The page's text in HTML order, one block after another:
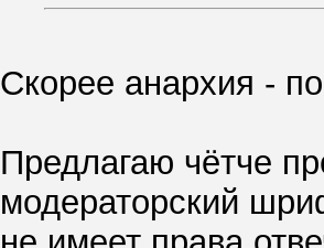
Скорее анархия -
Предлагаю чётче
модераторский